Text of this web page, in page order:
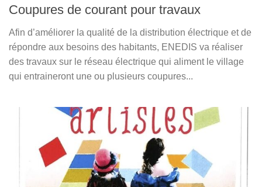
Coupures de courant pour travaux
Afin d’améliorer la qualité de la distribution électrique et de
répondre aux besoins des habitants, ENEDIS va réaliser
des travaux sur le réseau électrique qui aliment le village
qui entraineront une ou plusieurs coupures...